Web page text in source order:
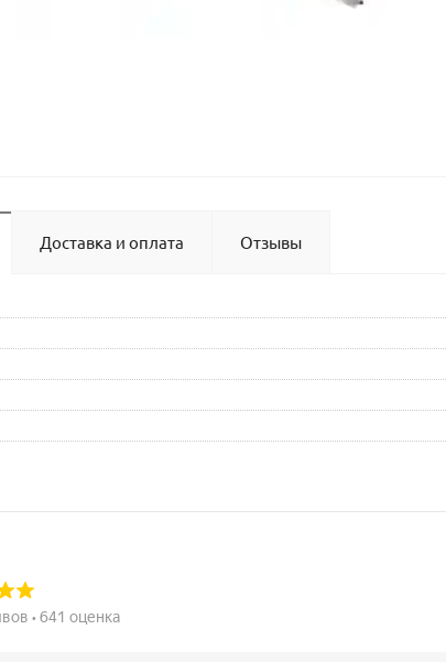
Доставка и оплата Отзывы